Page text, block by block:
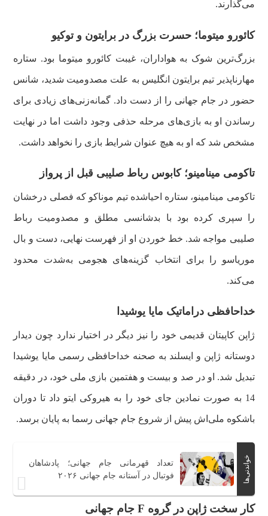
می‌گذارند.
کائورو میتوما؛ حسرت بزرگ در برایتون و توکیو
بزرگ‌ترین شوک به هواداران، غیبت کائورو میتوما بود. ستاره
مهارناپذیر تیم برایتون انگلیس به علت مصدومیت شدید، شانس
حضور در جام جهانی را از دست داد. گمانه‌زنی‌های زیادی برای
رساندن او به بازی‌های مرحله حذفی وجود داشت اما در نهایت
مشخص شد که او به هیچ عنوان شرایط بازی را نخواهد داشت.
تاکومی مینامینو؛ کابوس رباط صلیبی قبل از پرواز
تاکومی مینامینو، ستاره احیاشده تیم موناکو که فصلی درخشان
را سپری کرده بود با بدشانسی مطلق و مصدومیت رباط
صلیبی مواجه شد. خط خوردن او از فهرست نهایی، دست و بال
موریاسو را برای انتخاب گزینه‌های هجومی به‌شدت محدود
می‌کند.
خداحافظی دراماتیک مایا یوشیدا
ژاپن کاپیتان قدیمی خود را نیز دیگر در اختیار ندارد چون دیدار
دوستانه ژاپن و ایسلند به صحنه خداحافظی رسمی مایا یوشیدا
تبدیل شد. او در صد و بیست و هفتمین بازی ملی خود، در دقیقه
14 به صورت نمادین جای خود را به هیروکی ایتو داد تا دوران
باشکوه ملی‌اش پیش از شروع جام جهانی رسما به پایان برسد.
خواندنی‌ها
تعداد قهرمانی جام جهانی؛ پادشاهان
فوتبال در آستانه جام جهانی ۲۰۲۶
کار سخت ژاپن در گروه F جام جهانی